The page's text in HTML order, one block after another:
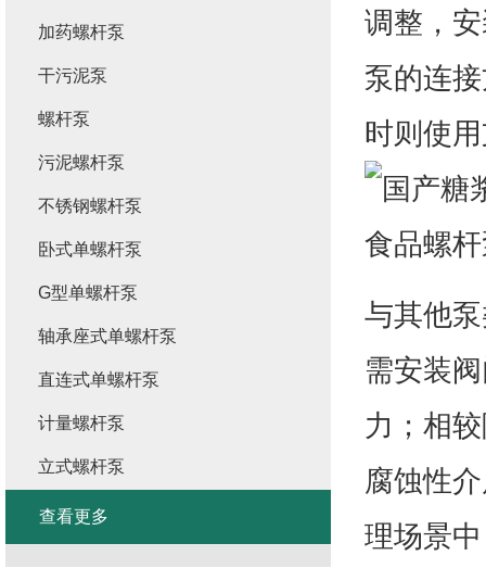
调整，
泵的连
时则使
与其他
需安装
力；相
腐蚀性
理场景
加药螺杆泵
干污泥泵
螺杆泵
污泥螺杆泵
不锈钢螺杆泵
卧式单螺杆泵
G型单螺杆泵
轴承座式单螺杆泵
直连式单螺杆泵
计量螺杆泵
立式螺杆泵
查看更多